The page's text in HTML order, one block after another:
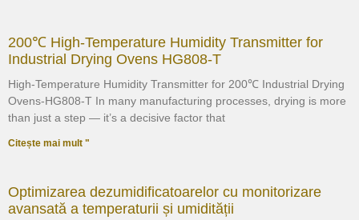
200℃ High-Temperature Humidity Transmitter for
Industrial Drying Ovens HG808-T
High-Temperature Humidity Transmitter for 200℃ Industrial Drying
Ovens-HG808-T In many manufacturing processes, drying is more
than just a step — it’s a decisive factor that
Citește mai mult "
Optimizarea dezumidificatoarelor cu monitorizare
avansată a temperaturii și umidității